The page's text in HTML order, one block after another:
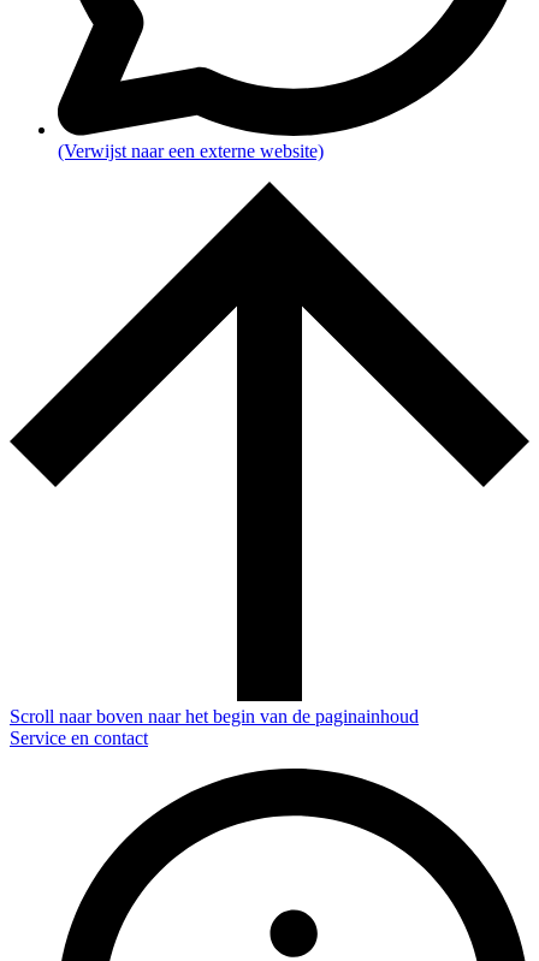
(Verwijst naar een externe website)
Scroll naar boven naar het begin van de paginainhoud
Service en contact